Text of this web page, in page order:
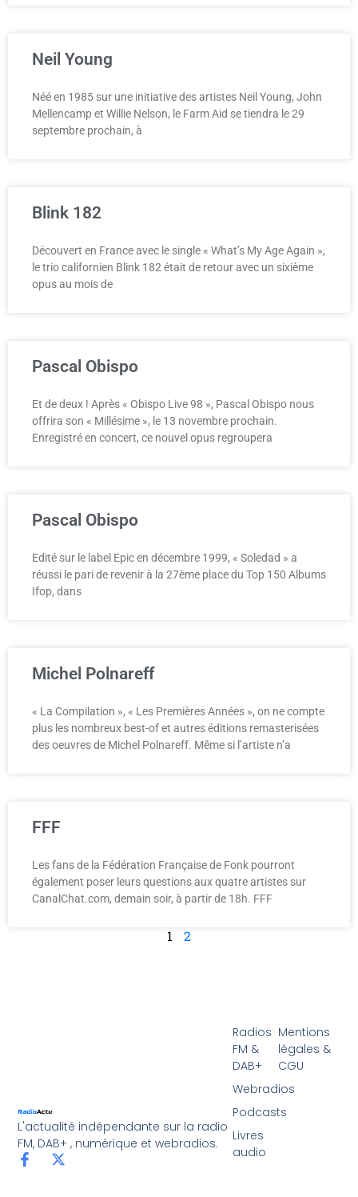
Neil Young
Néé en 1985 sur une initiative des artistes Neil Young, John
Mellencamp et Willie Nelson, le Farm Aid se tiendra le 29
septembre prochain, à
Blink 182
Découvert en France avec le single « What’s My Age Again »,
le trio californien Blink 182 était de retour avec un sixième
opus au mois de
Pascal Obispo
Et de deux ! Après « Obispo Live 98 », Pascal Obispo nous
offrira son « Millésime », le 13 novembre prochain.
Enregistré en concert, ce nouvel opus regroupera
Pascal Obispo
Edité sur le label Epic en décembre 1999, « Soledad » a
réussi le pari de revenir à la 27ème place du Top 150 Albums
Ifop, dans
Michel Polnareff
« La Compilation », « Les Premières Années », on ne compte
plus les nombreux best-of et autres éditions remasterisées
des oeuvres de Michel Polnareff. Même si l’artiste n’a
FFF
Les fans de la Fédération Française de Fonk pourront
également poser leurs questions aux quatre artistes sur
CanalChat.com, demain soir, à partir de 18h. FFF
1 2
L'actualité indépendante sur la radio
FM, DAB+ , numérique et webradios.
Radios
FM &
DAB+
Webradios
Podcasts
Livres
audio
Mentions
légales &
CGU